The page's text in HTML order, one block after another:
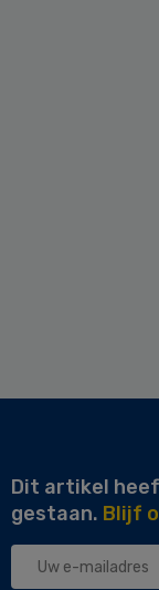
Dit artikel
gestaan. Blijf
Uw